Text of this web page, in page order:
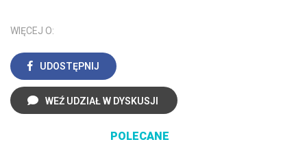
WIĘCEJ O:
UDOSTĘPNIJ
WEŹ UDZIAŁ W DYSKUSJI
POLECANE